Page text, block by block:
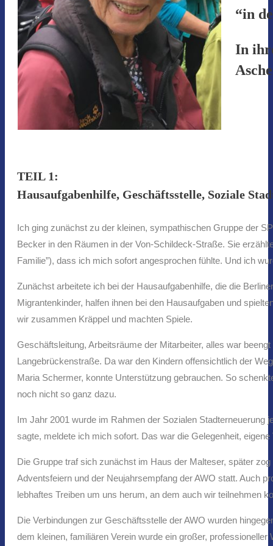
“in
In
TEIL 1:
Hausaufgabenhilfe, Geschäftsstelle, Soziale
Ich ging zunächst zu der kleinen, sympathischen Gruppe der
Becker in den Räumen in der Von-Schildeck-Straße. Sie
Familie”), dass ich mich sofort angesprochen fühlte. Und ich
Zunächst arbeitete ich bei der Hausaufgabenhilfe, die die
Migrantenkinder, halfen ihnen bei den Hausaufgaben und
wir zusammen Kräppel und machten Spiele.
Geschäftsleitung, Arbeitsräume der Mitarbeiter, alles war
Langebrückenstraße. Da war den Kindern offensichtlich der
Maria Schermer, konnte Unterstützung gebrauchen. So
noch nicht so ganz dazu.
Im Jahr 2001 wurde im Rahmen der Sozialen Stadterneuerung
sagte, meldete ich mich sofort. Das war die Gelegenheit,
Die Gruppe traf sich zunächst im Haus der Malteser, später
Adventsfeiern und der Neujahrsempfang der AWO statt. Auch
lebhaftes Treiben um uns herum, an dem auch wir teilnehmen
Die Verbindungen zur Geschäftsstelle der AWO wurden
dem kleinen, familiären Verein wurde ein großer,